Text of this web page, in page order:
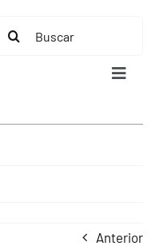
Buscar:
Toggle
Anterior